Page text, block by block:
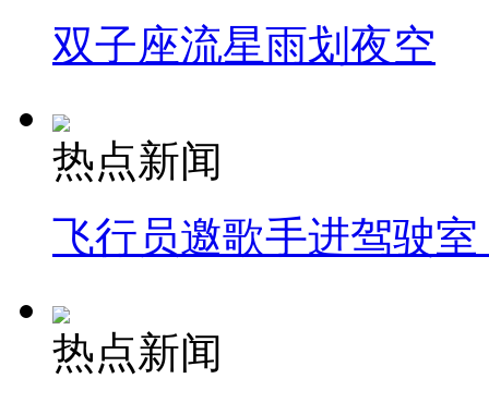
双子座流星雨划夜空
热点新闻
飞行员邀歌手进驾驶
热点新闻